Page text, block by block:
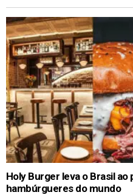
Holy Burger leva o Brasil
hambúrgueres do mundo